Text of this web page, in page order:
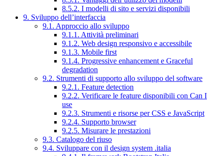
8.5.2. I modelli di sito e servizi disponibili
9. Sviluppo dell’interfaccia
9.1. Approccio allo sviluppo
9.1.1. Attività preliminari
9.1.2. Web design responsivo e accessibile
9.1.3. Mobile first
9.1.4. Progressive enhancement e Graceful
degradation
9.2. Strumenti di supporto allo sviluppo del software
9.2.1. Feature detection
9.2.2. Verificare le feature disponibili con Can I
use
9.2.3. Strumenti e risorse per CSS e JavaScript
9.2.4. Supporto browser
9.2.5. Misurare le prestazioni
9.3. Catalogo del riuso
9.4. Sviluppare con il design system .italia